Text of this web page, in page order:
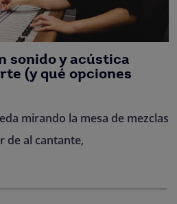
sonido y acústica
(y qué opciones
mirando la mesa de mezclas
de al cantante,